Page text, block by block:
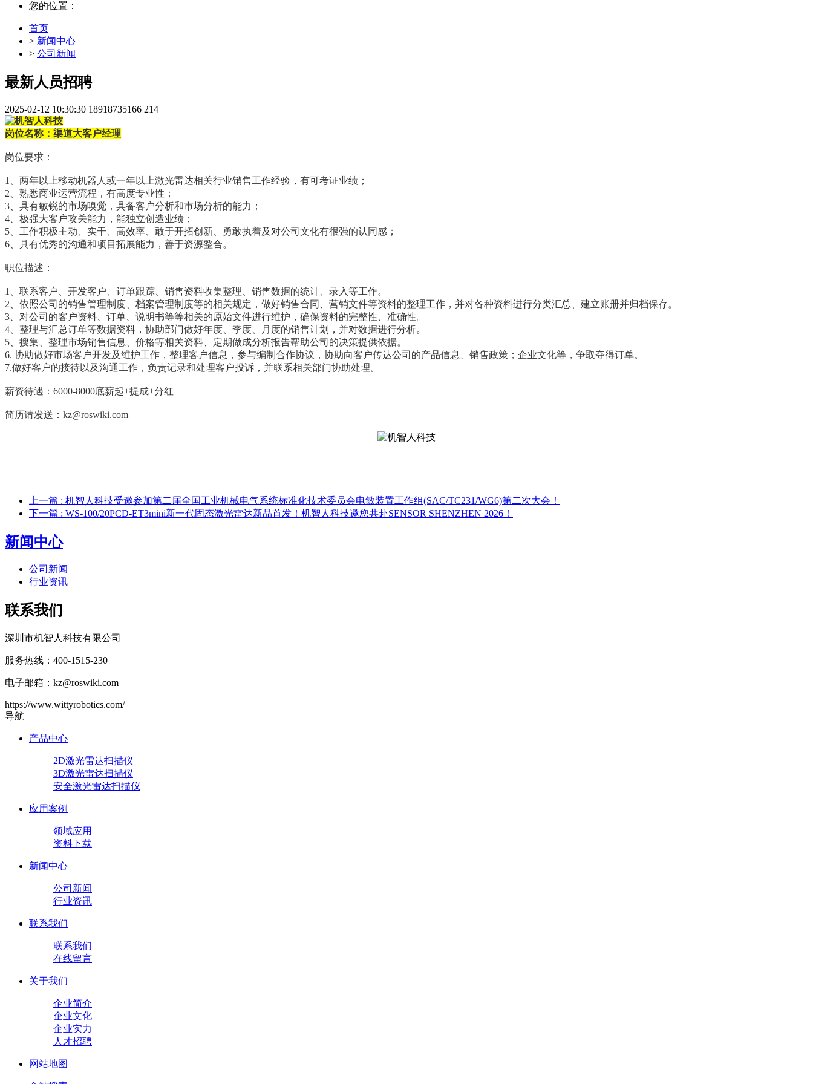
您的位置：
首页
> 新闻中心
> 公司新闻
最新人员招聘
2025-02-12 10:30:30 18918735166 214
岗位名称： 渠道大客户经理
岗位要求：
1、两年以上移动机器人或一年以上激光雷达相关行业销售工作经验，有可考证业绩；
2、熟悉商业运营流程，有高度专业性；
3、具有敏锐的市场嗅觉，具备客户分析和市场分析的能力；
4、极强大客户攻关能力，能独立创造业绩；
5、工作积极主动、实干、高效率、敢于开拓创新、勇敢执着及对公司文化有很强的认同感；
6、具有优秀的沟通和项目拓展能力，善于资源整合。
职位描述：
1、联系客户、开发客户、订单跟踪、销售资料收集整理、销售数据的统计、录入等工作。
2、依照公司的销售管理制度、档案管理制度等的相关规定，做好销售合同、营销文件等资料的整理工作，并对各种资料进行分类汇总、建立账册并归档保存。
3、对公司的客户资料、订单、说明书等等相关的原始文件进行维护，确保资料的完整性、准确性。
4、整理与汇总订单等数据资料，协助部门做好年度、季度、月度的销售计划，并对数据进行分析。
5、搜集、整理市场销售信息、价格等相关资料、定期做成分析报告帮助公司的决策提供依据。
6. 协助做好市场客户开发及维护工作，整理客户信息，参与编制合作协议，协助向客户传达公司的产品信息、销售政策；企业文化等，争取夺得订单。
7.做好客户的接待以及沟通工作，负责记录和处理客户投诉，并联系相关部门协助处理。
薪资待遇：6000-8000底薪起+提成+分红
简历请发送：kz@roswiki.com
上一篇 : 机智人科技受邀参加第二届全国工业机械电气系统标准化技术委员会电敏装置工作组(SAC/TC231/WG6)第二次大会！
下一篇 : WS-100/20PCD-ET3mini新一代固态激光雷达新品首发！机智人科技邀您共赴SENSOR SHENZHEN 2026！
新闻中心
公司新闻
行业资讯
联系我们
深圳市机智人科技有限公司
服务热线：400-1515-230
电子邮箱：kz@roswiki.com
https://www.wittyrobotics.com/
导航
产品中心
2D激光雷达扫描仪
3D激光雷达扫描仪
安全激光雷达扫描仪
应用案例
领域应用
资料下载
新闻中心
公司新闻
行业资讯
联系我们
联系我们
在线留言
关于我们
企业简介
企业文化
企业实力
人才招聘
网站地图